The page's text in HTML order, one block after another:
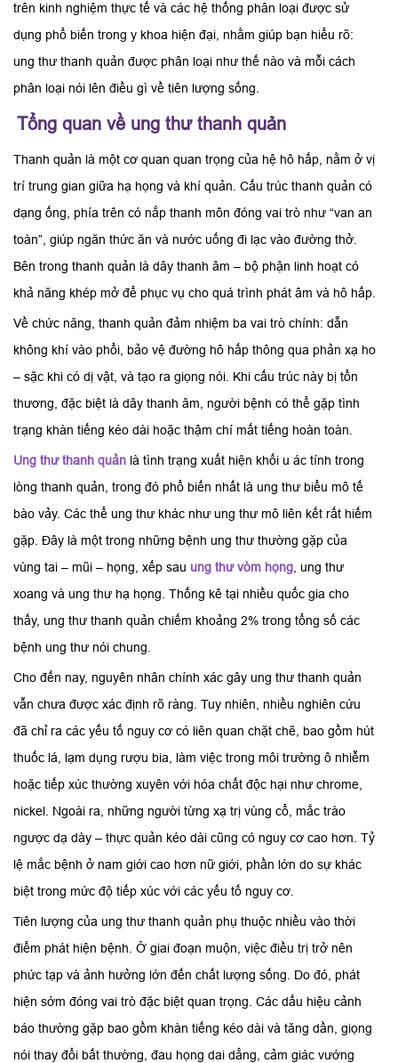
trên kinh nghiệm thực tế và các hệ thống phân loại được sử
dụng phổ biến trong y khoa hiện đại, nhằm giúp bạn hiểu rõ:
ung thư thanh quản được phân loại như thế nào và mỗi cách
phân loại nói lên điều gì về tiên lượng sống.
Tổng quan về ung thư thanh quản
Thanh quản là một cơ quan quan trọng của hệ hô hấp, nằm ở vị
trí trung gian giữa hạ họng và khí quản. Cấu trúc thanh quản có
dạng ống, phía trên có nắp thanh môn đóng vai trò như “van an
toàn”, giúp ngăn thức ăn và nước uống đi lạc vào đường thở.
Bên trong thanh quản là dây thanh âm – bộ phận linh hoạt có
khả năng khép mở để phục vụ cho quá trình phát âm và hô hấp.
Về chức năng, thanh quản đảm nhiệm ba vai trò chính: dẫn
không khí vào phổi, bảo vệ đường hô hấp thông qua phản xạ ho
– sặc khi có dị vật, và tạo ra giọng nói. Khi cấu trúc này bị tổn
thương, đặc biệt là dây thanh âm, người bệnh có thể gặp tình
trạng khàn tiếng kéo dài hoặc thậm chí mất tiếng hoàn toàn.
Ung thư thanh quản là tình trạng xuất hiện khối u ác tính trong
lòng thanh quản, trong đó phổ biến nhất là ung thư biểu mô tế
bào vảy. Các thể ung thư khác như ung thư mô liên kết rất hiếm
gặp. Đây là một trong những bệnh ung thư thường gặp của
vùng tai – mũi – họng, xếp sau ung thư vòm họng , ung thư
xoang và ung thư hạ họng. Thống kê tại nhiều quốc gia cho
thấy, ung thư thanh quản chiếm khoảng 2% trong tổng số các
bệnh ung thư nói chung.
Cho đến nay, nguyên nhân chính xác gây ung thư thanh quản
vẫn chưa được xác định rõ ràng. Tuy nhiên, nhiều nghiên cứu
đã chỉ ra các yếu tố nguy cơ có liên quan chặt chẽ, bao gồm hút
thuốc lá, lạm dụng rượu bia, làm việc trong môi trường ô nhiễm
hoặc tiếp xúc thường xuyên với hóa chất độc hại như chrome,
nickel. Ngoài ra, những người từng xạ trị vùng cổ, mắc trào
ngược dạ dày – thực quản kéo dài cũng có nguy cơ cao hơn. Tỷ
lệ mắc bệnh ở nam giới cao hơn nữ giới, phần lớn do sự khác
biệt trong mức độ tiếp xúc với các yếu tố nguy cơ.
Tiên lượng của ung thư thanh quản phụ thuộc nhiều vào thời
điểm phát hiện bệnh. Ở giai đoạn muộn, việc điều trị trở nên
phức tạp và ảnh hưởng lớn đến chất lượng sống. Do đó, phát
hiện sớm đóng vai trò đặc biệt quan trọng. Các dấu hiệu cảnh
báo thường gặp bao gồm khàn tiếng kéo dài và tăng dần, giọng
nói thay đổi bất thường, đau họng dai dẳng, cảm giác vướng